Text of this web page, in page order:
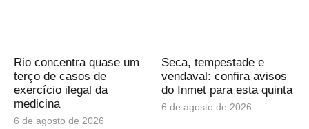
Rio concentra quase um
terço de casos de
exercício ilegal da
medicina
6 de agosto de 2026
Seca, tempestade e
vendaval: confira avisos
do Inmet para esta quinta
6 de agosto de 2026